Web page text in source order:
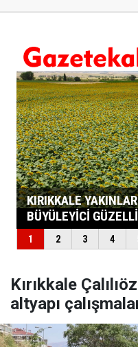
Kırıkkale
altyapı